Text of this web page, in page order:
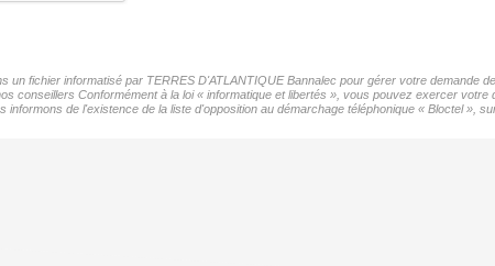
fichier informatisé par TERRES D'ATLANTIQUE Bannalec pour gérer votre demande
conseillers Conformément à la loi « informatique et libertés », vous pouvez exercer
de l'existence de la liste d'opposition au démarchage téléphonique « Bloctel »,